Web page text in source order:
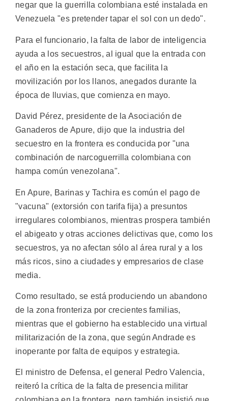
negar que la guerrilla colombiana esté instalada en
Venezuela "es pretender tapar el sol con un dedo".
Para el funcionario, la falta de labor de inteligencia
ayuda a los secuestros, al igual que la entrada con
el año en la estación seca, que facilita la
movilización por los llanos, anegados durante la
época de lluvias, que comienza en mayo.
David Pérez, presidente de la Asociación de
Ganaderos de Apure, dijo que la industria del
secuestro en la frontera es conducida por "una
combinación de narcoguerrilla colombiana con
hampa común venezolana".
En Apure, Barinas y Tachira es común el pago de
"vacuna" (extorsión con tarifa fija) a presuntos
irregulares colombianos, mientras prospera también
el abigeato y otras acciones delictivas que, como los
secuestros, ya no afectan sólo al área rural y a los
más ricos, sino a ciudades y empresarios de clase
media.
Como resultado, se está produciendo un abandono
de la zona fronteriza por crecientes familias,
mientras que el gobierno ha establecido una virtual
militarización de la zona, que según Andrade es
inoperante por falta de equipos y estrategia.
El ministro de Defensa, el general Pedro Valencia,
reiteró la crítica de la falta de presencia militar